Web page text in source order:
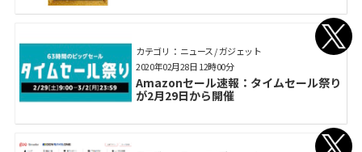
カテゴリ： ニュース / ガジェット
Amazonセール速報：タイムセール祭り
が2月29日から開催
2020年02月28日 12時00分